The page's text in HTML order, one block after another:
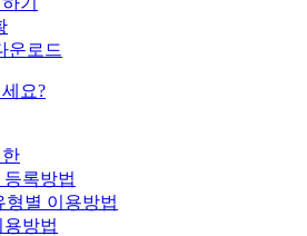
운로드
요?
록방법
형별 이용방법
방법